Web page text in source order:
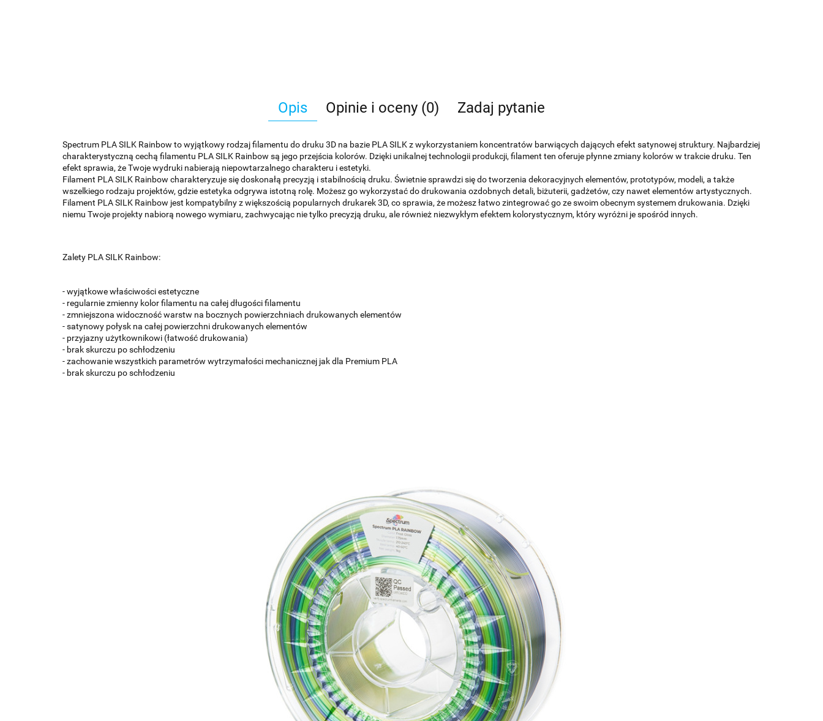
Opis Opinie i oceny (0) Zadaj pytanie
Spectrum PLA SILK Rainbow to wyjątkowy rodzaj filamentu do druku 3D na bazie PLA SILK z wykorzystaniem koncentratów barwiących dających efekt satynowej struktury. Najbardziej
charakterystyczną cechą filamentu PLA SILK Rainbow są jego przejścia kolorów. Dzięki unikalnej technologii produkcji, filament ten oferuje płynne zmiany kolorów w trakcie druku. Ten
efekt sprawia, że Twoje wydruki nabierają niepowtarzalnego charakteru i estetyki.
Filament PLA SILK Rainbow charakteryzuje się doskonałą precyzją i stabilnością druku. Świetnie sprawdzi się do tworzenia dekoracyjnych elementów, prototypów, modeli, a także
wszelkiego rodzaju projektów, gdzie estetyka odgrywa istotną rolę. Możesz go wykorzystać do drukowania ozdobnych detali, biżuterii, gadżetów, czy nawet elementów artystycznych.
Filament PLA SILK Rainbow jest kompatybilny z większością popularnych drukarek 3D, co sprawia, że możesz łatwo zintegrować go ze swoim obecnym systemem drukowania. Dzięki
niemu Twoje projekty nabiorą nowego wymiaru, zachwycając nie tylko precyzją druku, ale również niezwykłym efektem kolorystycznym, który wyróżni je spośród innych.
Zalety PLA SILK Rainbow:
- wyjątkowe właściwości estetyczne
- regularnie zmienny kolor filamentu na całej długości filamentu
- zmniejszona widoczność warstw na bocznych powierzchniach drukowanych elementów
- satynowy połysk na całej powierzchni drukowanych elementów
- przyjazny użytkownikowi (łatwość drukowania)
- brak skurczu po schłodzeniu
- zachowanie wszystkich parametrów wytrzymałości mechanicznej jak dla Premium PLA
- brak skurczu po schłodzeniu